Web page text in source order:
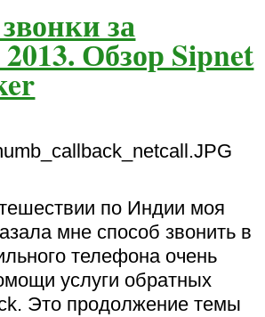
за
Обзор Sipnet
по Индии моя
мне способ звонить в
телефона очень
услуги обратных
Это продолжение темы